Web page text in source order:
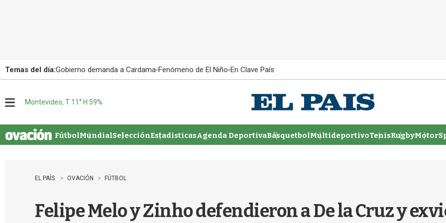
Temas del día:Gobierno demanda a Cardama Fenómeno de El Niño En Clave País
u
Montevideo, T 11° H 59%
FútbolMundialSelecciónEstadisticasAgenda DeportivaBásquetbolMultideportivoTenisRugby
EL PAÍS OVACIÓN FÚTBOL
Felipe Melo y Zinho defendieron a De la Cruz y